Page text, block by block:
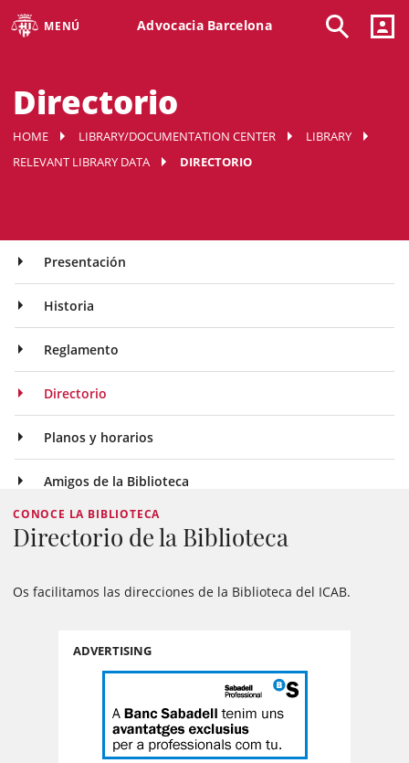
MENÚ Advocacia Barcelona
Directorio
HOME LIBRARY/DOCUMENTATION CENTER
LIBRARY
RELEVANT LIBRARY DATA
DIRECTORIO
Presentación
Historia
Reglamento
Directorio
Planos y horarios
Amigos de la Biblioteca
CONOCE LA BIBLIOTECA
Directorio de la Biblioteca
Os facilitamos las direcciones de la Biblioteca del ICAB.
ADVERTISING